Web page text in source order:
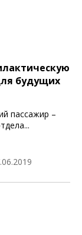
будущих
пассажир –
...